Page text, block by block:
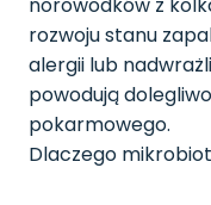
rozwoju stanu
alergii lub
powodują
pokarmowego.
Dlaczego